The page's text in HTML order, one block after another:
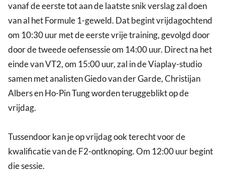
vanaf de eerste tot aan de laatste snik verslag zal doen
van al het Formule 1-geweld. Dat begint vrijdagochtend
om 10:30 uur met de eerste vrije training, gevolgd door
door de tweede oefensessie om 14:00 uur. Direct na het
einde van VT2, om 15:00 uur, zal in de Viaplay-studio
samen met analisten Giedo van der Garde, Christijan
Albers en Ho-Pin Tung worden teruggeblikt op de
vrijdag.
Tussendoor kan je op vrijdag ook terecht voor de
kwalificatie van de F2-ontknoping. Om 12:00 uur begint
die sessie.